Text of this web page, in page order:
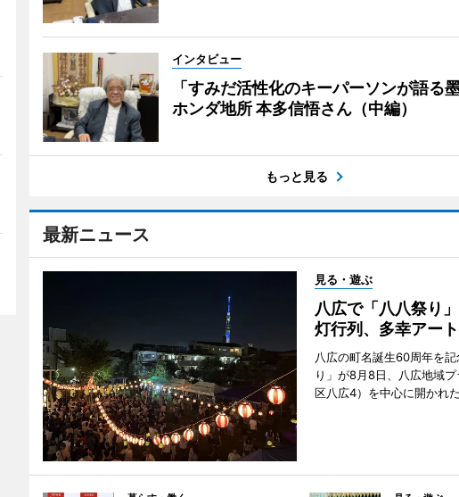
インタビュー
「すみだ活性化のキーパーソンが語る
ホンダ地所 本多信悟さん（中編）
もっと見る
最新ニュース
見る・遊ぶ
八広で「八八祭り
灯行列、多幸アー
八広の町名誕生60周年を
り」が8月8日、八広地域
区八広4）を中心に開かれた